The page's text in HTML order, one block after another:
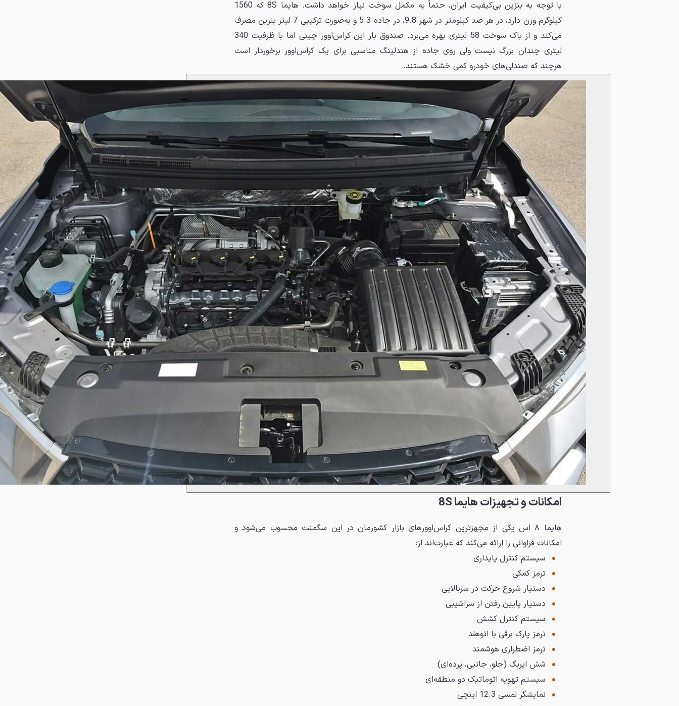
با توجه به بنزین بی‌کیفیت ایران، حتماً به مکمل سوخت نیاز خواهد داشت. هایما 8S که 1560
کیلوگرم وزن دارد، در هر صد کیلومتر در شهر 9.8، در جاده 5.3 و به‌صورت ترکیبی 7 لیتر بنزین مصرف
می‌کند و از باک سوخت 58 لیتری بهره می‌برد. صندوق بار این کراس‌اوور چینی اما با ظرفیت 340
لیتری چندان بزرگ نیست ولی روی جاده از هندلینگ مناسبی برای یک کراس‌اوور برخوردار است
هرچند که صندلی‌های خودرو کمی خشک هستند.
امکانات و تجهیزات هایما 8S
هایما ۸ اس یکی از مجهزترین کراس‌اوورهای بازار کشورمان در این سگمنت محسوب می‌شود و
امکانات فراوانی را ارائه می‌کند که عبارت‌اند از:
سیستم کنترل پایداری
ترمز کمکی
دستیار شروع حرکت در سربالایی
دستیار پایین رفتن از سراشیبی
سیستم کنترل کشش
ترمز پارک برقی با اتوهلد
ترمز اضطراری هوشمند
شش ایربگ (جلو، جانبی، پرده‌ای)
سیستم تهویه اتوماتیک دو منطقه‌ای
نمایشگر لمسی 12.3 اینچی